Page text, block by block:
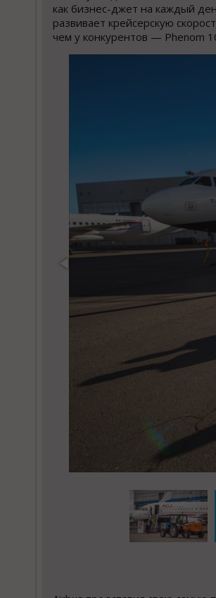
как бизнес-джет на каждый
развивает крейсерскую
чем у конкурентов — Phenom